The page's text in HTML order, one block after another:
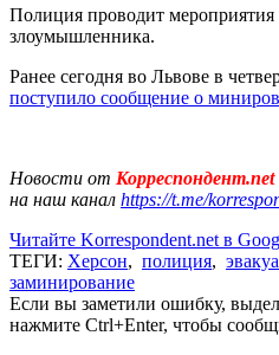
Полиция проводит
злоумышленника.
Ранее сегодня во Львове в
поступило сообщение о
Новости от Корреспондент.net
на наш канал https://t.me/
Читайте Korrespondent.net в
ТЕГИ: Херсон, полиция,
заминирование
Если вы заметили ошибку,
нажмите Ctrl+Enter, чтобы